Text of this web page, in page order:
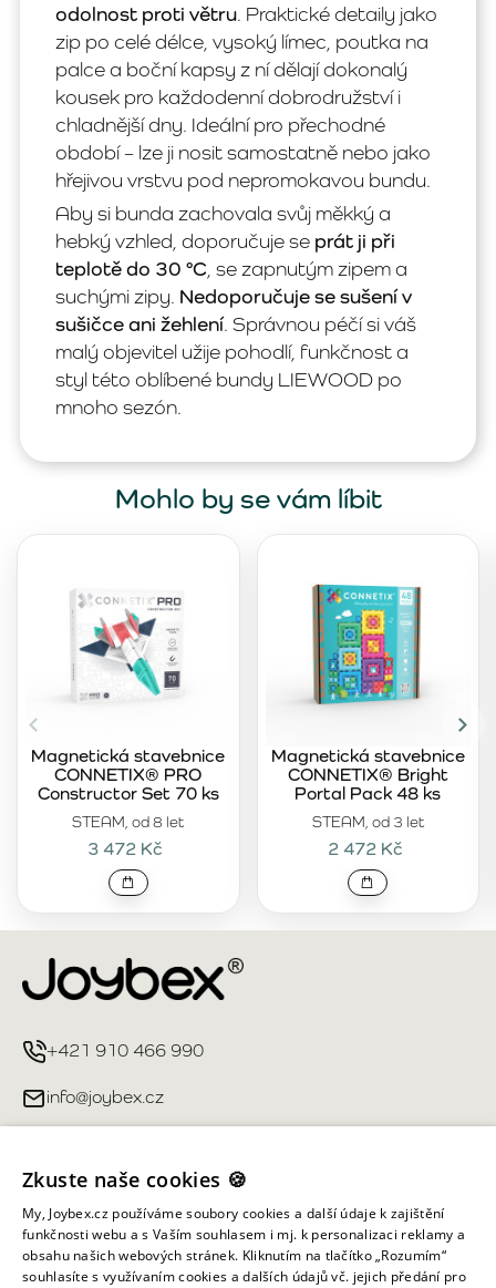
odolnost proti větru. Praktické detaily jako
zip po celé délce, vysoký límec, poutka na
palce a boční kapsy z ní dělají dokonalý
kousek pro každodenní dobrodružství i
chladnější dny. Ideální pro přechodné
období – lze ji nosit samostatně nebo jako
hřejivou vrstvu pod nepromokavou bundu.
Aby si bunda zachovala svůj měkký a
hebký vzhled, doporučuje se prát ji při
teplotě do 30 °C , se zapnutým zipem a
suchými zipy. Nedoporučuje se sušení v
sušičce ani žehlení. Správnou péčí si váš
malý objevitel užije pohodlí, funkčnost a
styl této oblíbené bundy LIEWOOD po
mnoho sezón.
Mohlo by se vám líbit
STEAM, od 8 let
Magnetická stavebnice
CONNETIX® PRO
Constructor Set 70 ks
3 472 Kč
STEAM, od 3 let
Magnetická stavebnice
CONNETIX® Bright
Portal Pack 48 ks
2 472 Kč
+421 910 466 990
info@joybex.cz
Můj účet
Informace obchodu
Zkuste naše cookies 🍪
My, Joybex.cz používáme soubory cookies a další údaje k zajištění
funkčnosti webu a s Vaším souhlasem i mj. k personalizaci reklamy a
obsahu našich webových stránek. Kliknutím na tlačítko „Rozumím“
souhlasíte s využívaním cookies a dalších údajů vč. jejich předání pro